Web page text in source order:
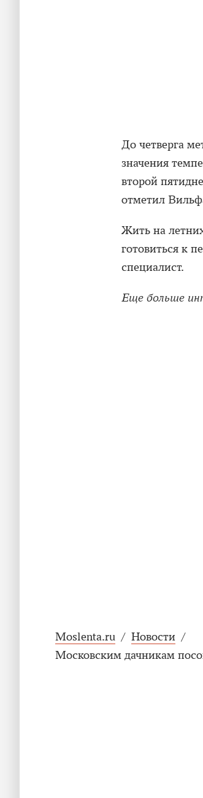
До четверга
значения
второй
отметил
Жить на
готовиться к
специалист.
Еще больше
Moslenta.ru / Новости /
Московским дачникам